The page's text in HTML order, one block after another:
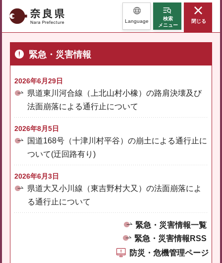
奈良県 Language
検索
メニュー
閉じる
緊急・災害情報
2026年6月29日
県道東川河合線（上北山村小橡）の路肩決壊及び
法面崩落による通行止について
2026年8月5日
国道168号（十津川村平谷）の崩土による通行止に
ついて(迂回路有り)
2026年6月3日
県道大又小川線（東吉野村大又）の法面崩落によ
る通行止について
緊急・災害情報一覧
緊急・災害情報RSS
防災・危機管理ページ